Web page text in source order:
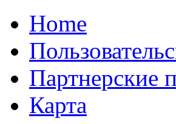
Home
Партнерские
Карта